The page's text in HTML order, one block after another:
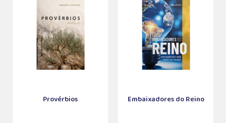
Provérbios Embaixadores do Reino